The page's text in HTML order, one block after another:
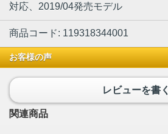
対応、2019/04発売モデル
商品コード: 119318344001
お客様の声
レビューを書く
関連商品